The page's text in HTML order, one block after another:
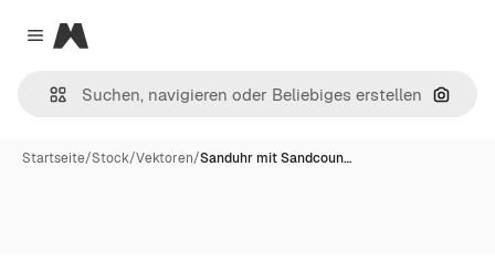
Close menu
Magnific
Nach
Startseite/Stock/Vektoren/Sanduhr mit Sandcoun…